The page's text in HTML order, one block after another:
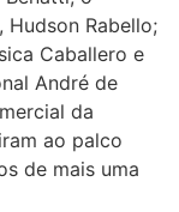
Hudson Rabello;
Caballero e
André de
da
ao palco
de mais uma